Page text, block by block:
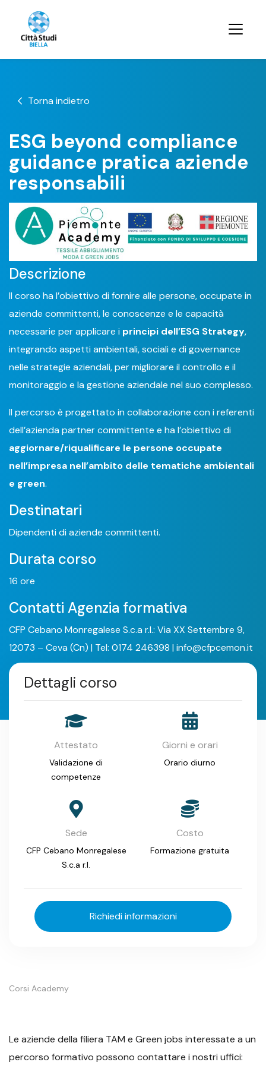
Torna indietro
ESG beyond compliance
guidance pratica aziende
responsabili
Descrizione
Il corso ha l’obiettivo di fornire alle persone, occupate in
aziende committenti, le conoscenze e le capacità
necessarie per applicare i principi dell’ESG Strategy,
integrando aspetti ambientali, sociali e di governance
nelle strategie aziendali, per migliorare il controllo e il
monitoraggio e la gestione aziendale nel suo complesso.
Il percorso è progettato in collaborazione con i referenti
dell’azienda partner committente e ha l’obiettivo di
aggiornare/riqualificare le persone occupate
nell’impresa nell’ambito delle tematiche ambientali
e green.
Destinatari
Dipendenti di aziende committenti.
Durata corso
16 ore
Contatti Agenzia formativa
CFP Cebano Monregalese S.c.a r.l.: Via XX Settembre 9,
12073 – Ceva (Cn) | Tel: 0174 246398 | info@cfpcemon.it
Dettagli corso
Attestato
Validazione di
competenze
Giorni e orari
Orario diurno
Sede
CFP Cebano Monregalese
S.c.a r.l.
Costo
Formazione gratuita
Richiedi informazioni
Corsi Academy
Le aziende della filiera TAM e Green jobs interessate a un
percorso formativo possono contattare i nostri uffici: